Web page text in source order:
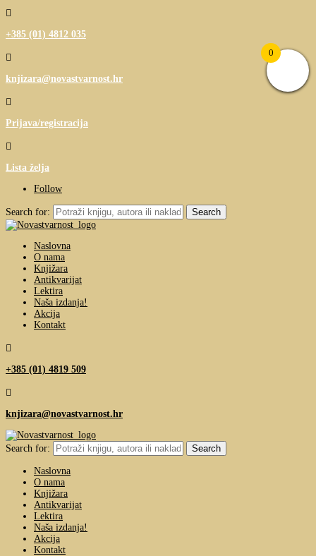

+385 (01) 4812 035

knjizara@novastvarnost.hr

Prijava/registracija

Lista želja
Follow
Search for:
Naslovna
O nama
Knjižara
Antikvarijat
Lektira
Naša izdanja!
Akcija
Kontakt

+385 (01) 4819 509

knjizara@novastvarnost.hr
Search for:
Naslovna
O nama
Knjižara
Antikvarijat
Lektira
Naša izdanja!
Akcija
Kontakt
0